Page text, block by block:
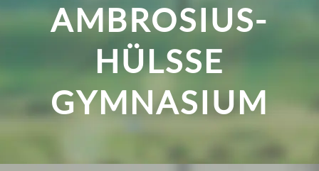
AMBROSIUS-
HÜLSSE G
YMNASIUM